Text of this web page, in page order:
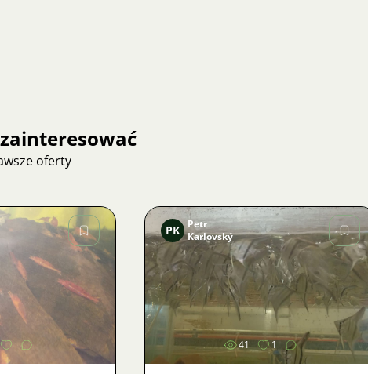
oferty
Zdjęcie
PK
Petr
Karlovský
41 1